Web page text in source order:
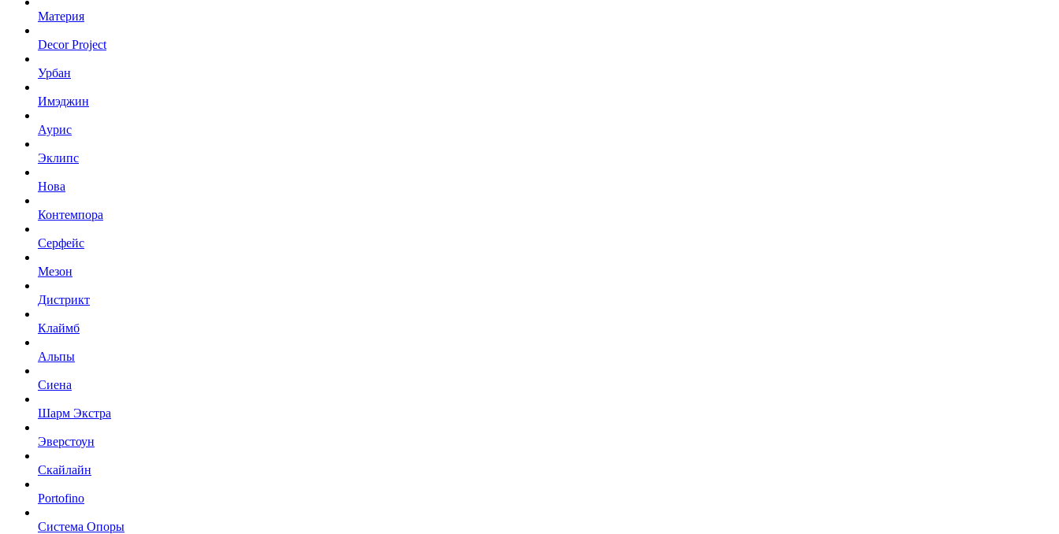
Материя
Decor Project
Урбан
Имэджин
Аурис
Эклипс
Нова
Контемпора
Серфейс
Мезон
Дистрикт
Клаймб
Альпы
Сиена
Шарм Экстра
Эверстоун
Скайлайн
Portofino
Система Опоры